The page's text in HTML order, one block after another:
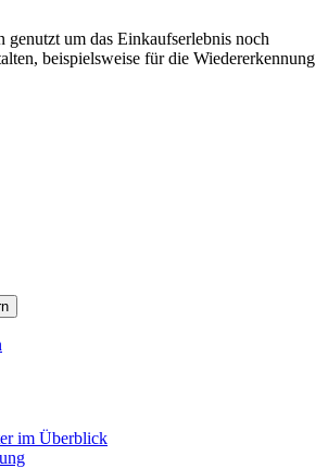
genutzt um das Einkaufserlebnis noch
beispielsweise für die Wiedererkennung
im Überblick